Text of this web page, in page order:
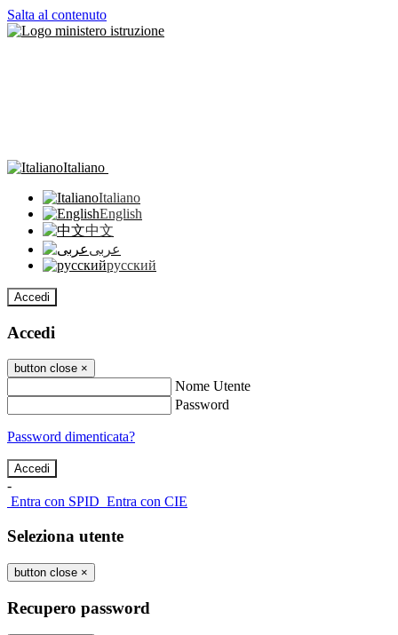
Salta al contenuto
Italiano
Italiano
English
中文
عربى
русский
Accedi
Accedi
button close ×
Nome Utente
Password
Password dimenticata?
-
Entra con SPID Entra con CIE
Seleziona utente
button close ×
Recupero password